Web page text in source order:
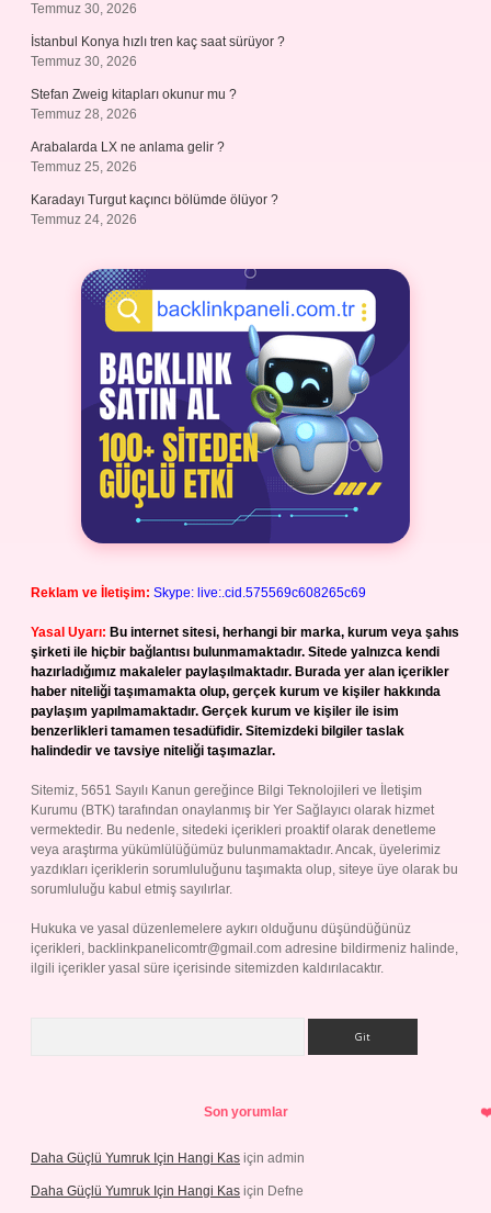
Temmuz 30, 2026
İstanbul Konya hızlı tren kaç saat sürüyor ?
Temmuz 30, 2026
Stefan Zweig kitapları okunur mu ?
Temmuz 28, 2026
Arabalarda LX ne anlama gelir ?
Temmuz 25, 2026
Karadayı Turgut kaçıncı bölümde ölüyor ?
Temmuz 24, 2026
Reklam ve İletişim: Skype: live:.cid.575569c608265c69
Yasal Uyarı: Bu internet sitesi, herhangi bir marka, kurum veya şahıs
şirketi ile hiçbir bağlantısı bulunmamaktadır. Sitede yalnızca kendi
hazırladığımız makaleler paylaşılmaktadır. Burada yer alan içerikler
haber niteliği taşımamakta olup, gerçek kurum ve kişiler hakkında
paylaşım yapılmamaktadır. Gerçek kurum ve kişiler ile isim
benzerlikleri tamamen tesadüfidir. Sitemizdeki bilgiler taslak
halindedir ve tavsiye niteliği taşımazlar.
Sitemiz, 5651 Sayılı Kanun gereğince Bilgi Teknolojileri ve İletişim
Kurumu (BTK) tarafından onaylanmış bir Yer Sağlayıcı olarak hizmet
vermektedir. Bu nedenle, sitedeki içerikleri proaktif olarak denetleme
veya araştırma yükümlülüğümüz bulunmamaktadır. Ancak, üyelerimiz
yazdıkları içeriklerin sorumluluğunu taşımakta olup, siteye üye olarak bu
sorumluluğu kabul etmiş sayılırlar.
Hukuka ve yasal düzenlemelere aykırı olduğunu düşündüğünüz
içerikleri, backlinkpanelicomtr@gmail.com adresine bildirmeniz halinde,
ilgili içerikler yasal süre içerisinde sitemizden kaldırılacaktır.
Son yorumlar
Daha Güçlü Yumruk Için Hangi Kas için admin
Daha Güçlü Yumruk Için Hangi Kas için Defne